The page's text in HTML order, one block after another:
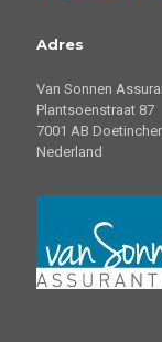
Adres
Van Sonnen
Plantsoenstraat 87
7001 AB
Nederland